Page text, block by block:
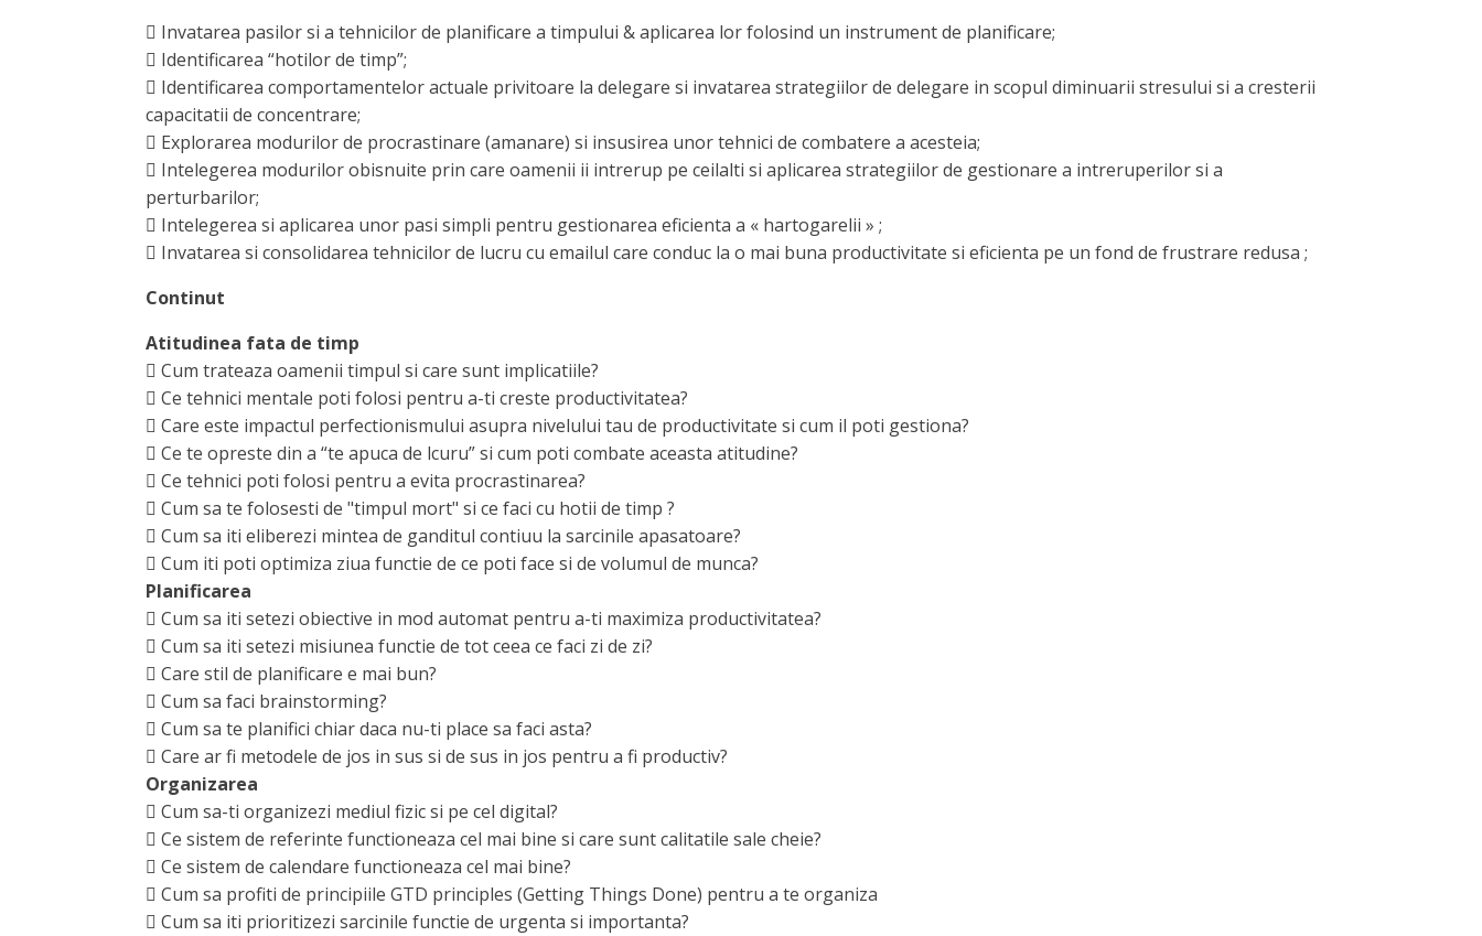
 Invatarea pasilor si a tehnicilor de planificare a timpului & aplicarea lor folosind un instrument de planificare;
 Identificarea “hotilor de timp”;
 Identificarea comportamentelor actuale privitoare la delegare si invatarea strategiilor de delegare in scopul diminuarii stresului si a cresterii
capacitatii de concentrare;
 Explorarea modurilor de procrastinare (amanare) si insusirea unor tehnici de combatere a acesteia;
 Intelegerea modurilor obisnuite prin care oamenii ii intrerup pe ceilalti si aplicarea strategiilor de gestionare a intreruperilor si a
perturbarilor;
 Intelegerea si aplicarea unor pasi simpli pentru gestionarea eficienta a « hartogarelii » ;
 Invatarea si consolidarea tehnicilor de lucru cu emailul care conduc la o mai buna productivitate si eficienta pe un fond de frustrare redusa ;
Continut
Atitudinea fata de timp
 Cum trateaza oamenii timpul si care sunt implicatiile?
 Ce tehnici mentale poti folosi pentru a-ti creste productivitatea?
 Care este impactul perfectionismului asupra nivelului tau de productivitate si cum il poti gestiona?
 Ce te opreste din a “te apuca de lcuru” si cum poti combate aceasta atitudine?
 Ce tehnici poti folosi pentru a evita procrastinarea?
 Cum sa te folosesti de "timpul mort" si ce faci cu hotii de timp ?
 Cum sa iti eliberezi mintea de ganditul contiuu la sarcinile apasatoare?
 Cum iti poti optimiza ziua functie de ce poti face si de volumul de munca?
Planificarea
 Cum sa iti setezi obiective in mod automat pentru a-ti maximiza productivitatea?
 Cum sa iti setezi misiunea functie de tot ceea ce faci zi de zi?
 Care stil de planificare e mai bun?
 Cum sa faci brainstorming?
 Cum sa te planifici chiar daca nu-ti place sa faci asta?
 Care ar fi metodele de jos in sus si de sus in jos pentru a fi productiv?
Organizarea
 Cum sa-ti organizezi mediul fizic si pe cel digital?
 Ce sistem de referinte functioneaza cel mai bine si care sunt calitatile sale cheie?
 Ce sistem de calendare functioneaza cel mai bine?
 Cum sa profiti de principiile GTD principles (Getting Things Done) pentru a te organiza
 Cum sa iti prioritizezi sarcinile functie de urgenta si importanta?